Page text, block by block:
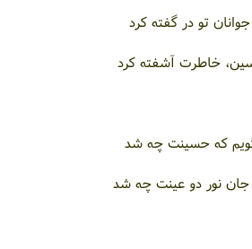
تو در گفته کرد
خاطرت آشفته کرد
که حسینت چه شد
نور دو عینت چه شد